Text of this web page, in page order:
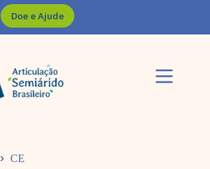
Doe e Ajude
CE